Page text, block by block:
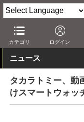
カテゴリ ログイン
AV Watch 製品 スマ
ニュース
タカラトミー、動
けスマートウォッ